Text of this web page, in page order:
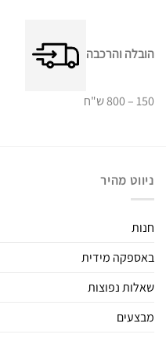
הובלה והרכבה
150 – 800 ש"ח
ניווט מהיר
חנות
באספקה מידית
שאלות נפוצות
מבצעים